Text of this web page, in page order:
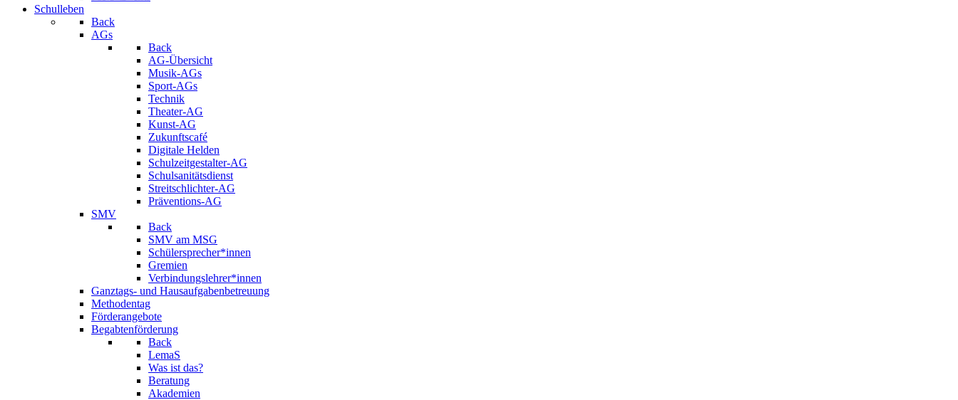
Schulleben
Back
AGs
Back
AG-Übersicht
Musik-AGs
Sport-AGs
Technik
Theater-AG
Kunst-AG
Zukunftscafé
Digitale Helden
Schulzeitgestalter-AG
Schulsanitätsdienst
Streitschlichter-AG
Präventions-AG
SMV
Back
SMV am MSG
Schülersprecher*innen
Gremien
Verbindungslehrer*innen
Ganztags- und Hausaufgabenbetreuung
Methodentag
Förderangebote
Begabtenförderung
Back
LemaS
Was ist das?
Beratung
Akademien